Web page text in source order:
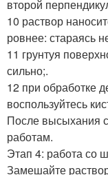
второй
10 раствор
ровнее: стараясь
11 грунтуя
сильно;.
12 при обработке
воспользуйтесь
После высыхания
работам.
Этап 4: работа со
Замешайте